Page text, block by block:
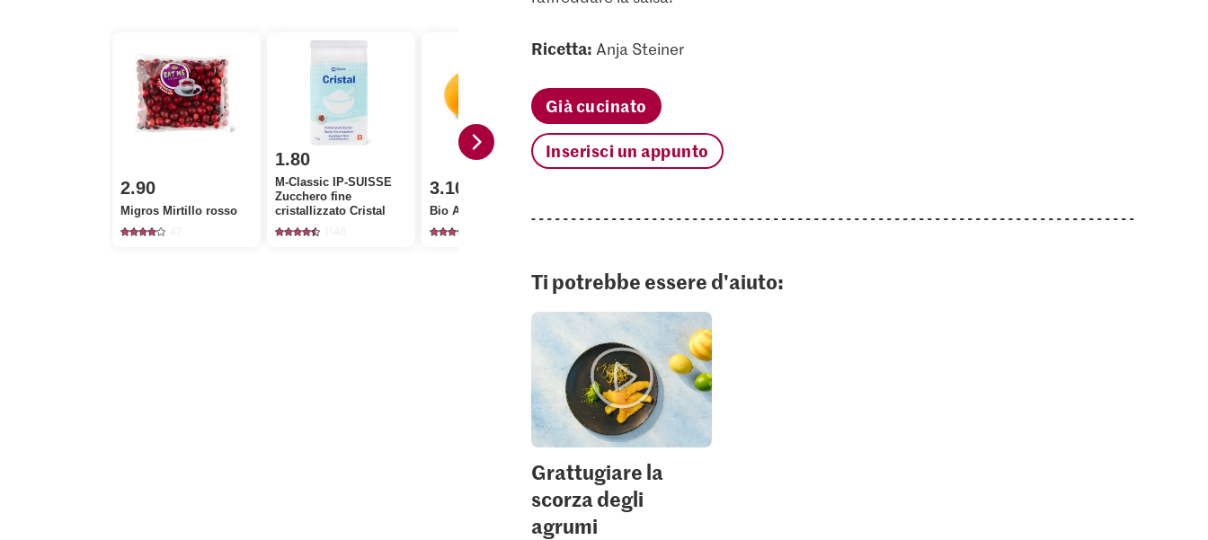
2.90
Migros Mirtillo rosso
1.80
M-Classic IP-SUISSE
Zucchero fine
cristallizzato Cristal
3.10
Bio Arance bionde
Ricetta: Anja Steiner
Già cucinato
Inserisci un appunto
Ti potrebbe essere d'aiuto:
Grattugiare la
scorza degli
agrumi